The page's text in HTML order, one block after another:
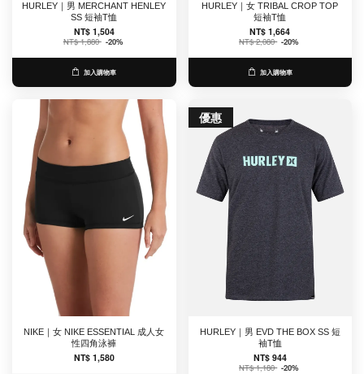
HURLEY｜男 MERCHANT HENLEY
SS 短袖T恤
NT$ 1,504
NT$ 1,880 -20%
加入購物車
HURLEY｜女 TRIBAL CROP TOP
短袖T恤
NT$ 1,664
NT$ 2,080 -20%
加入購物車
NIKE｜女 NIKE ESSENTIAL 成人女
性四角泳褲
NT$ 1,580
優惠
HURLEY｜男 EVD THE BOX SS 短
袖T恤
NT$ 944
NT$ 1,180 -20%